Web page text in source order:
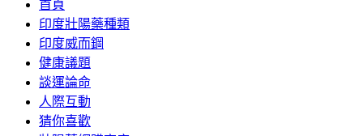
首頁
印度壯陽藥種類
印度威而鋼
健康議題
談運論命
人際互動
猜你喜歡